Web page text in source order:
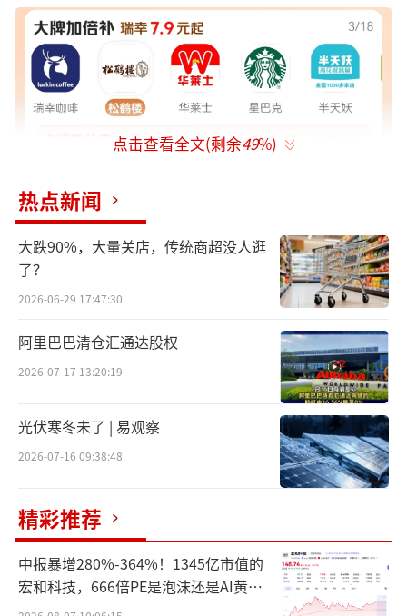
美团“神抢手”设立更高标准准入体系，流量、补贴向优质商家倾
据了解，今年4月2日起，“神抢手”开始
向优质商家提供助力金支持，覆盖超1万个连锁
餐饮品牌、20万家中小商家，经营表现突出的
品牌每月获得的助力金可达50万元，优质中小
商户门店每月可达1万元。
除了助力金支持，“神抢手”通过建立更
点击查看全文(剩余49%)
热点新闻
大跌90%，大量关店，传统商超没人逛
了？
2026-06-29 17:47:30
阿里巴巴清仓汇通达股权
2026-07-17 13:20:19
光伏寒冬未了 | 易观察
2026-07-16 09:38:48
精彩推荐
中报暴增280%-364%！1345亿市值的
宏和科技，666倍PE是泡沫还是AI黄
金？